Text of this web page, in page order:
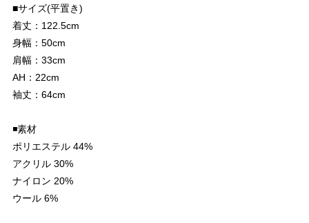
■サイズ(平置き)
着丈：122.5cm
身幅：50cm
肩幅：33cm
AH：22cm
袖丈：64cm
◾️素材
ポリエステル 44%
アクリル 30%
ナイロン 20%
ウール 6%